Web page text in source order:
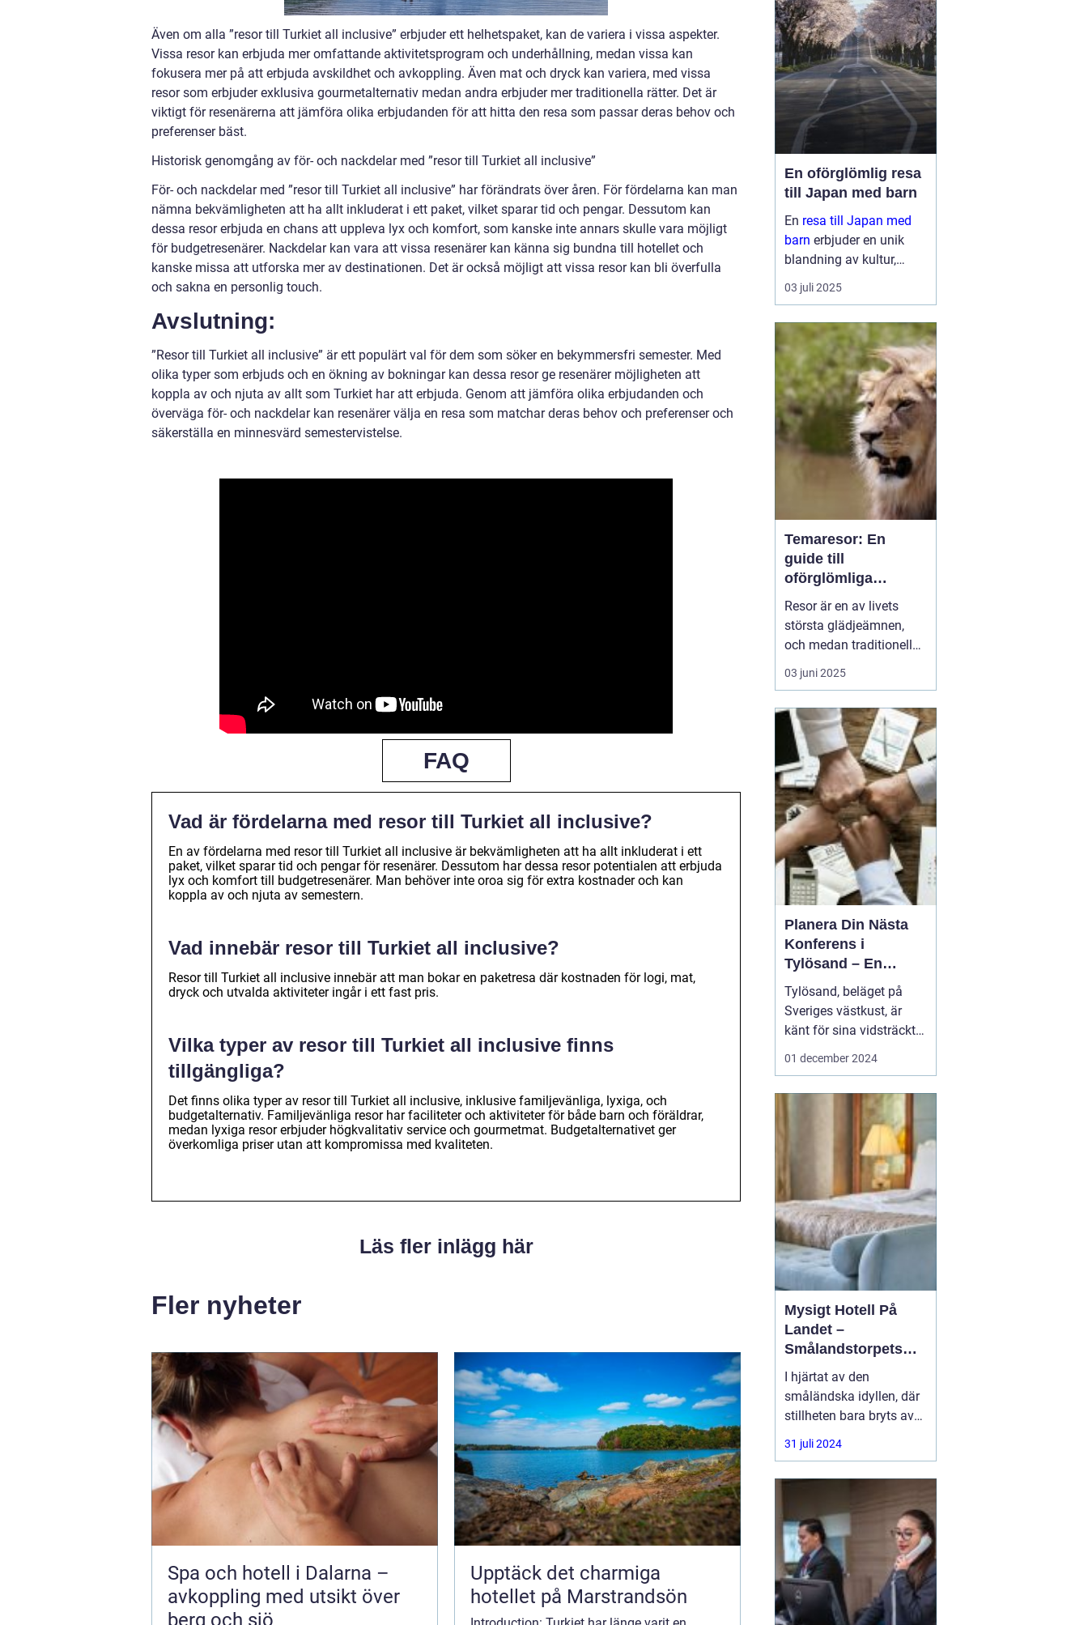
Även om alla ”resor till Turkiet all inclusive” erbjuder ett helhetspaket, kan de variera i vissa aspekter.
Vissa resor kan erbjuda mer omfattande aktivitetsprogram och underhållning, medan vissa kan
fokusera mer på att erbjuda avskildhet och avkoppling. Även mat och dryck kan variera, med vissa
resor som erbjuder exklusiva gourmetalternativ medan andra erbjuder mer traditionella rätter. Det är
viktigt för resenärerna att jämföra olika erbjudanden för att hitta den resa som passar deras behov och
preferenser bäst.
Historisk genomgång av för- och nackdelar med ”resor till Turkiet all inclusive”
För- och nackdelar med ”resor till Turkiet all inclusive” har förändrats över åren. För fördelarna kan man
nämna bekvämligheten att ha allt inkluderat i ett paket, vilket sparar tid och pengar. Dessutom kan
dessa resor erbjuda en chans att uppleva lyx och komfort, som kanske inte annars skulle vara möjligt
för budgetresenärer. Nackdelar kan vara att vissa resenärer kan känna sig bundna till hotellet och
kanske missa att utforska mer av destinationen. Det är också möjligt att vissa resor kan bli överfulla
och sakna en personlig touch.
Avslutning:
”Resor till Turkiet all inclusive” är ett populärt val för dem som söker en bekymmersfri semester. Med
olika typer som erbjuds och en ökning av bokningar kan dessa resor ge resenärer möjligheten att
koppla av och njuta av allt som Turkiet har att erbjuda. Genom att jämföra olika erbjudanden och
överväga för- och nackdelar kan resenärer välja en resa som matchar deras behov och preferenser och
säkerställa en minnesvärd semestervistelse.
FAQ
Vad är fördelarna med resor till Turkiet all inclusive?
En av fördelarna med resor till Turkiet all inclusive är bekvämligheten att ha allt inkluderat i ett
paket, vilket sparar tid och pengar för resenärer. Dessutom har dessa resor potentialen att erbjuda
lyx och komfort till budgetresenärer. Man behöver inte oroa sig för extra kostnader och kan
koppla av och njuta av semestern.
Vad innebär resor till Turkiet all inclusive?
Resor till Turkiet all inclusive innebär att man bokar en paketresa där kostnaden för logi, mat,
dryck och utvalda aktiviteter ingår i ett fast pris.
Vilka typer av resor till Turkiet all inclusive finns
tillgängliga?
Det finns olika typer av resor till Turkiet all inclusive, inklusive familjevänliga, lyxiga, och
budgetalternativ. Familjevänliga resor har faciliteter och aktiviteter för både barn och föräldrar,
medan lyxiga resor erbjuder högkvalitativ service och gourmetmat. Budgetalternativet ger
överkomliga priser utan att kompromissa med kvaliteten.
Läs fler inlägg här
Fler nyheter
Spa och hotell i Dalarna –
avkoppling med utsikt över
berg och sjö
Upptäck det charmiga
hotellet på Marstrandsön
önskemål. En05 juli
2025
En oförglömlig resa
till Japan med barn
En resa till Japan med
barn erbjuder en unik
blandning av kultur,
historia och naturliga
skönheter. Landet är
renlighet oc...
03 juli 2025
Temaresor: En
guide till
oförglömliga
upplevelser
Resor är en av livets
största glädjeämnen,
och medan traditionella
resor kan bjuda på
avkoppling och vila,
temaresor en unik
möjlighet att fördjupa
sig i specifika intressen
eller aktiviteter. De...
03 juni 2025
Planera Din Nästa
Konferens i
Tylösand – En
Oslagbar
Upplevelse
Tylösand, beläget på
Sveriges västkust, är
känt för sina vidsträckta
stränder, idylliska natur
semesterfirare. Men
bortom sanddynerna
och det friska
01 december 2024
Mysigt Hotell På
Landet –
Smålandstorpets
Enchanted Retreat
I hjärtat av den
småländska idyllen, där
stillheten bara bryts av
den harmoniska sången
från skogens djur, hittar
31 juli 2024